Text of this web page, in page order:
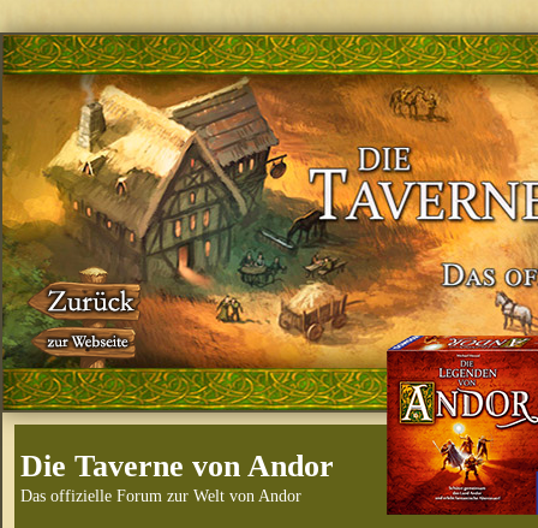
Die Taverne von Andor
Das offizielle Forum zur Welt von Andor